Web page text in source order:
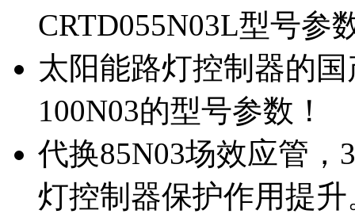
CRTD055N03L型号参
太阳能路灯控制器的
100N03的型号参数！
代换85N03场效应管
灯控制器保护作用提升